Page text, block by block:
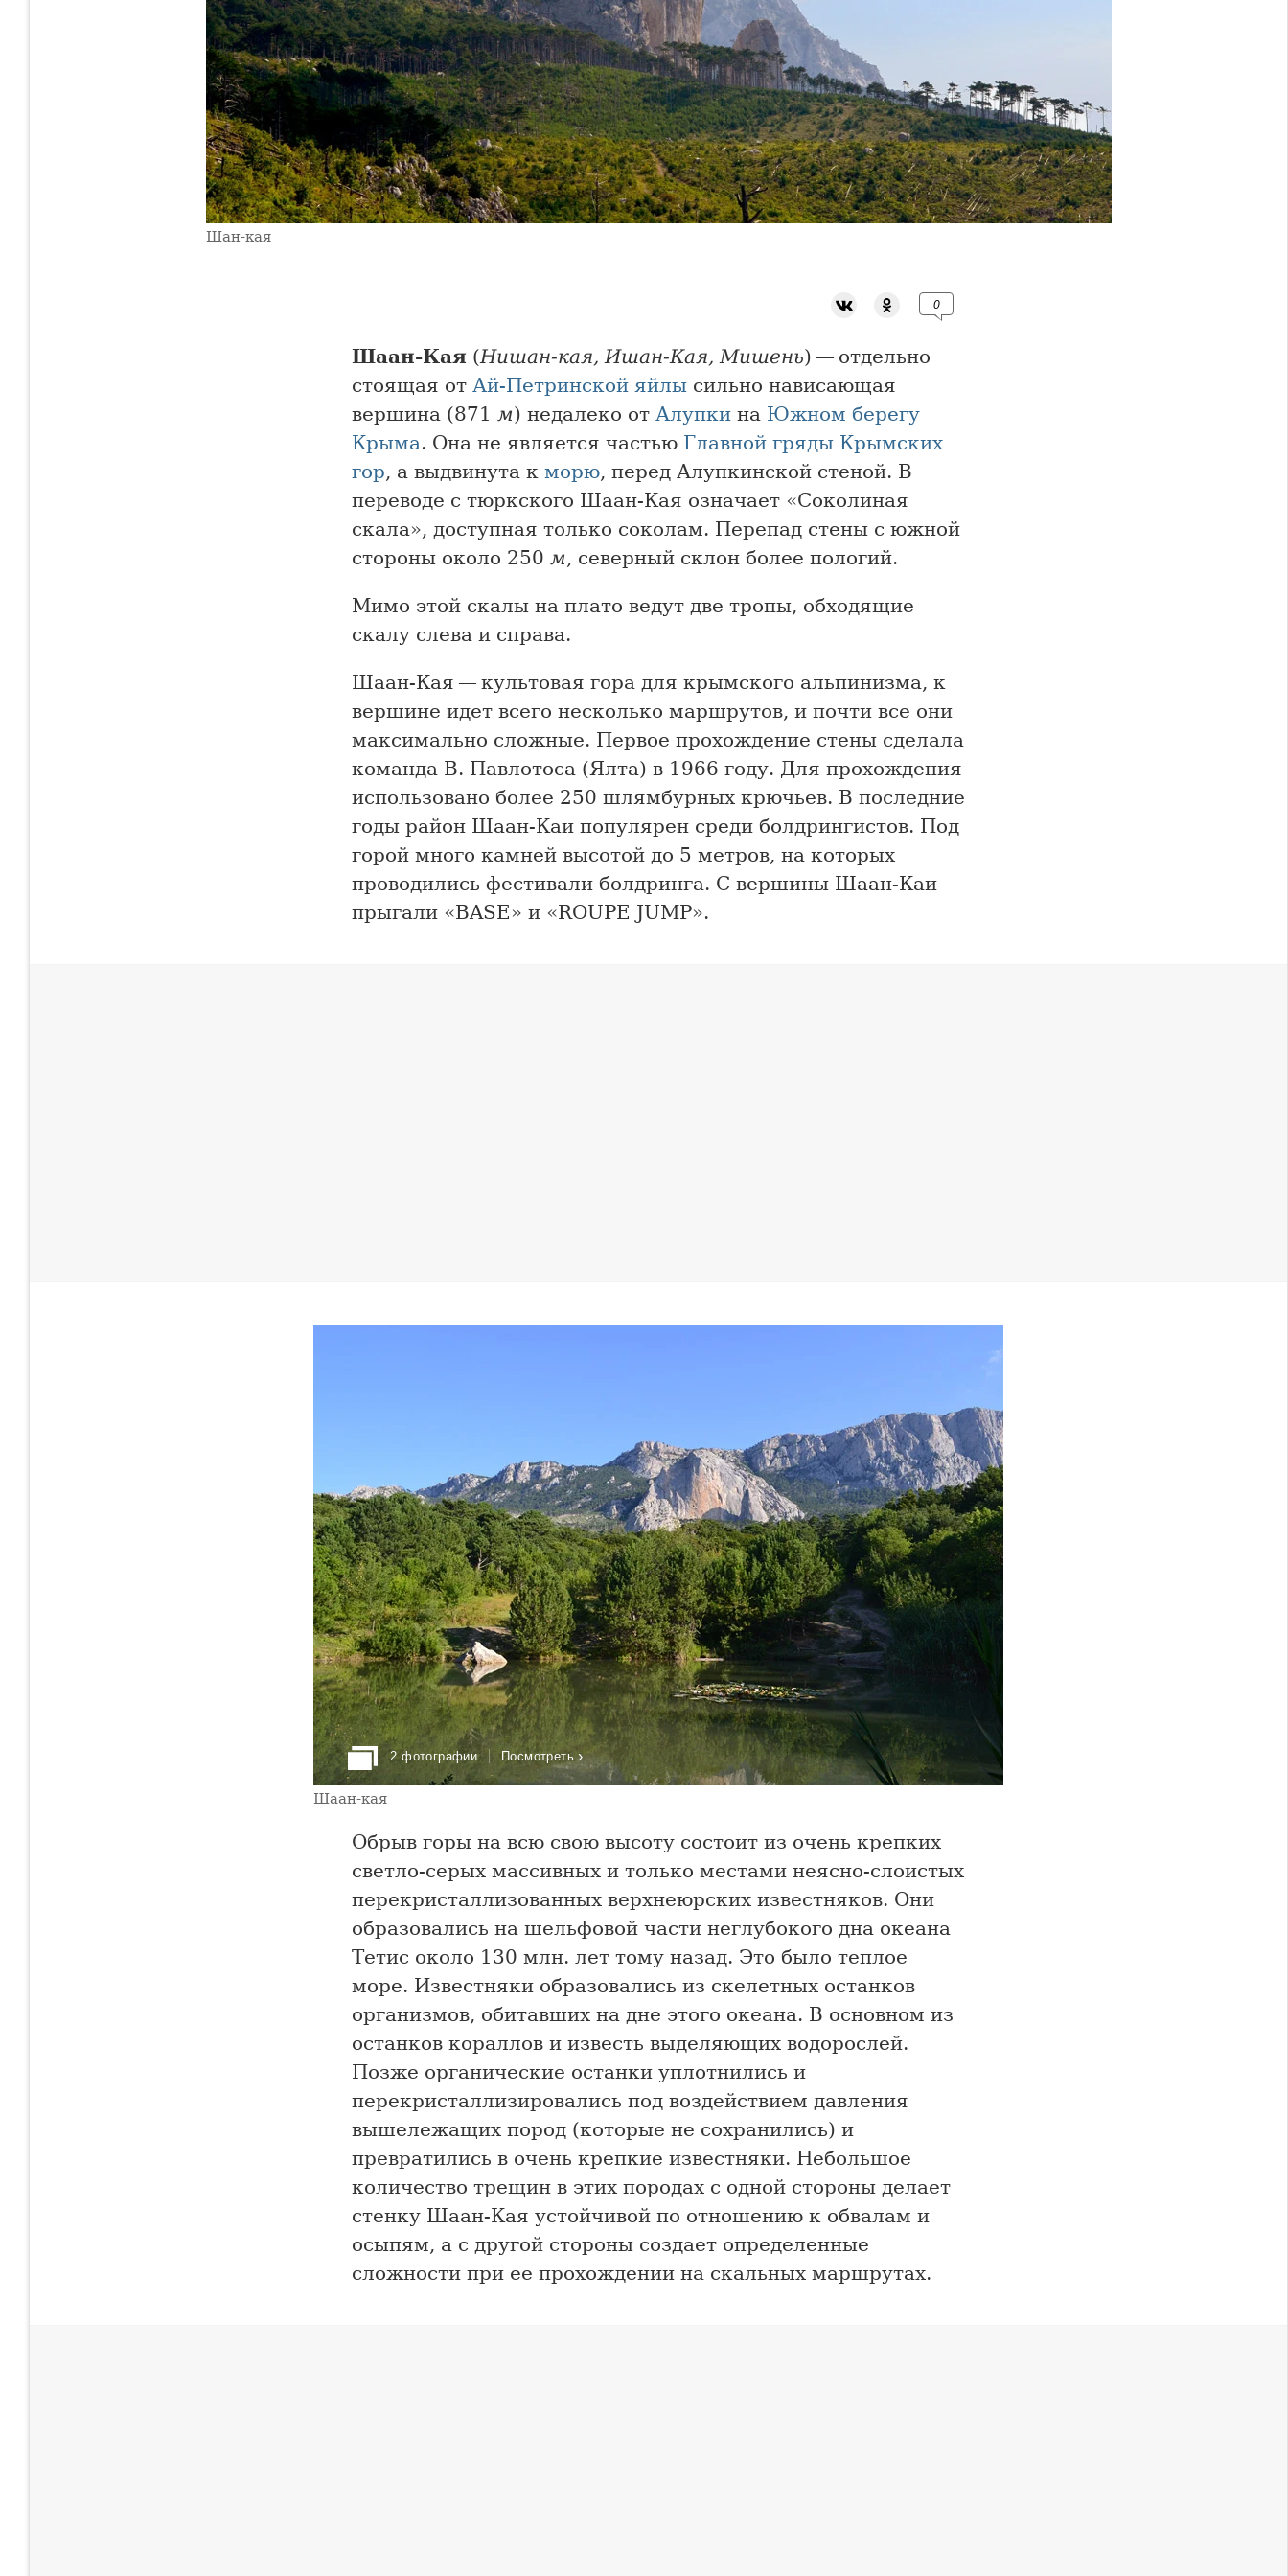
Шан-кая
0
Шаан-Кая (Нишан-кая, Ишан-Кая, Мишень) — отдельно
стоящая от Ай-Петринской яйлы сильно нависающая
вершина (871 м) недалеко от Алупки на Южном берегу
Крыма. Она не является частью Главной гряды Крымских
гор, а выдвинута к морю, перед Алупкинской стеной. В
переводе с тюркского Шаан-Кая означает «Соколиная
скала», доступная только соколам. Перепад стены с южной
стороны около 250 м, северный склон более пологий.
Мимо этой скалы на плато ведут две тропы, обходящие
скалу слева и справа.
Шаан-Кая — культовая гора для крымского альпинизма, к
вершине идет всего несколько маршрутов, и почти все они
максимально сложные. Первое прохождение стены сделала
команда В. Павлотоса (Ялта) в 1966 году. Для прохождения
использовано более 250 шлямбурных крючьев. В последние
годы район Шаан-Каи популярен среди болдрингистов. Под
горой много камней высотой до 5 метров, на которых
проводились фестивали болдринга. С вершины Шаан-Каи
прыгали «BASE» и «ROUPE JUMP».
2 фотографии Посмотреть ›
Шаан-кая
Обрыв горы на всю свою высоту состоит из очень крепких
светло-серых массивных и только местами неясно-слоистых
перекристаллизованных верхнеюрских известняков. Они
образовались на шельфовой части неглубокого дна океана
Тетис около 130 млн. лет тому назад. Это было теплое
море. Известняки образовались из скелетных останков
организмов, обитавших на дне этого океана. В основном из
останков кораллов и известь выделяющих водорослей.
Позже органические останки уплотнились и
перекристаллизировались под воздействием давления
вышележащих пород (которые не сохранились) и
превратились в очень крепкие известняки. Небольшое
количество трещин в этих породах с одной стороны делает
стенку Шаан-Кая устойчивой по отношению к обвалам и
осыпям, а с другой стороны создает определенные
сложности при ее прохождении на скальных маршрутах.